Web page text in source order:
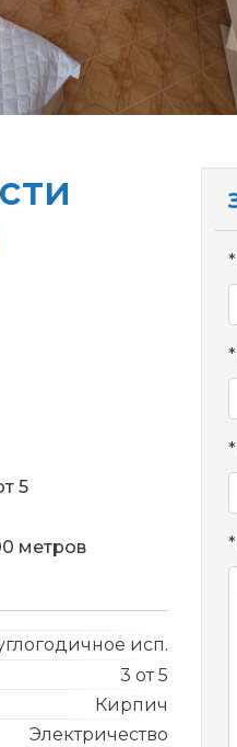
5
метров
исп.
3 от 5
Кирпич
Электричество